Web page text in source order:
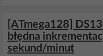
[ATmega128]
błędna
sekund/minut